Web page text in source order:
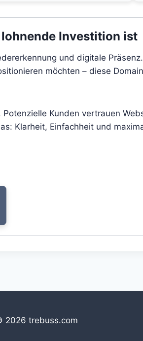
Investition ist
und digitale
möchten – diese
Kunden vertrauen
Klarheit, Einfachheit und
2026 trebuss.com